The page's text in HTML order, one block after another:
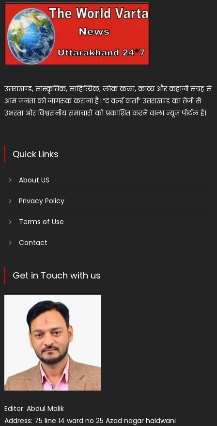
उत्तराखण्ड, सांस्कृतिक, साहित्यिक, लोक कला, काव्य और कहानी संग्रह से
आम जनता को जागरूक कराना है। “द वर्ल्ड वार्ता” उत्तराखण्ड का तेजी से
उभरता और विश्वसनीय समाचारों को प्रकाशित करने वाला न्यूज पोर्टल है।
Quick Links
About US
Privacy Policy
Terms of Use
Contact
Get in Touch with us
Editor: Abdul Malik
Address: 75 line 14 ward no 25 Azad nagar haldwani